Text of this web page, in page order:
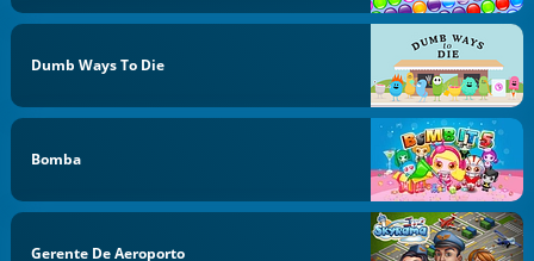
Dumb Ways To Die
Bomba
Gerente De Aeroporto